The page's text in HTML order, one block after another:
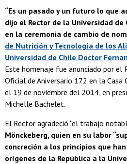
“Es un pasado y un futuro lo que
dijo el Rector de la Universidad de
en la ceremonia de cambio de
de Nutrición y Tecnología de los
Universidad de Chile Doctor
Este homenaje fue anunciado por el
Oficial de Aniversario 172 en la Casa
el 19 de noviembre del 2014, en
Michelle Bachelet.
El Rector agradeció “el trabajo
Mönckeberg, quien en su labor
concreción a los principios que
orígenes de la República a la